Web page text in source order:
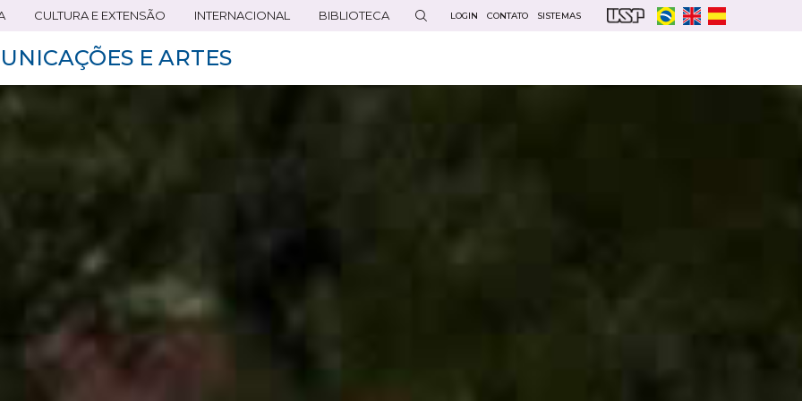
CULTURA E EXTENSÃO INTERNACIONAL BIBLIOTECA LOGIN CONTATO SISTEMAS
E ARTES